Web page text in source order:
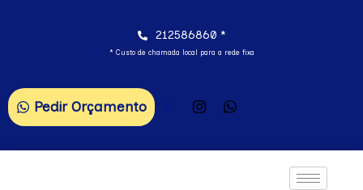
212586860 *
* Custo de chamada local para a rede fixa
Pedir Orçamento